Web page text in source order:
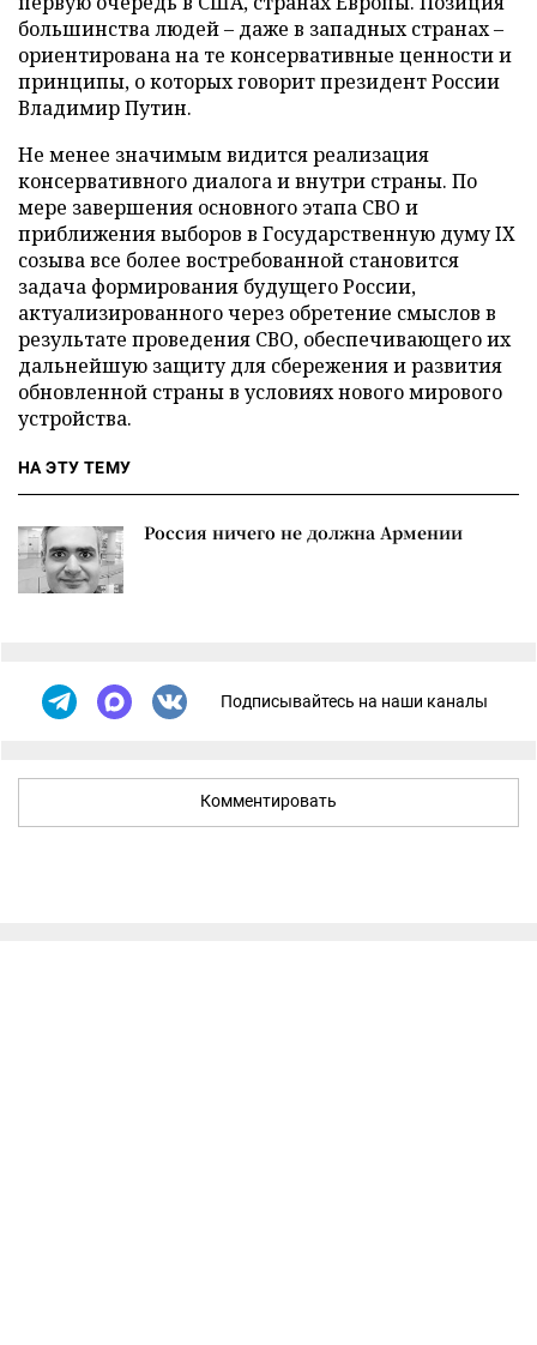
большинства людей – даже в западных странах –
ориентирована на те консервативные ценности и
принципы, о которых говорит президент России
Владимир Путин.
Не менее значимым видится реализация
консервативного диалога и внутри страны. По
мере завершения основного этапа СВО и
приближения выборов в Государственную думу IX
созыва все более востребованной становится
задача формирования будущего России,
актуализированного через обретение смыслов в
результате проведения СВО, обеспечивающего их
дальнейшую защиту для сбережения и развития
обновленной страны в условиях нового мирового
устройства.
НА ЭТУ ТЕМУ
Россия ничего не должна Армении
Подписывайтесь на наши каналы
Комментировать